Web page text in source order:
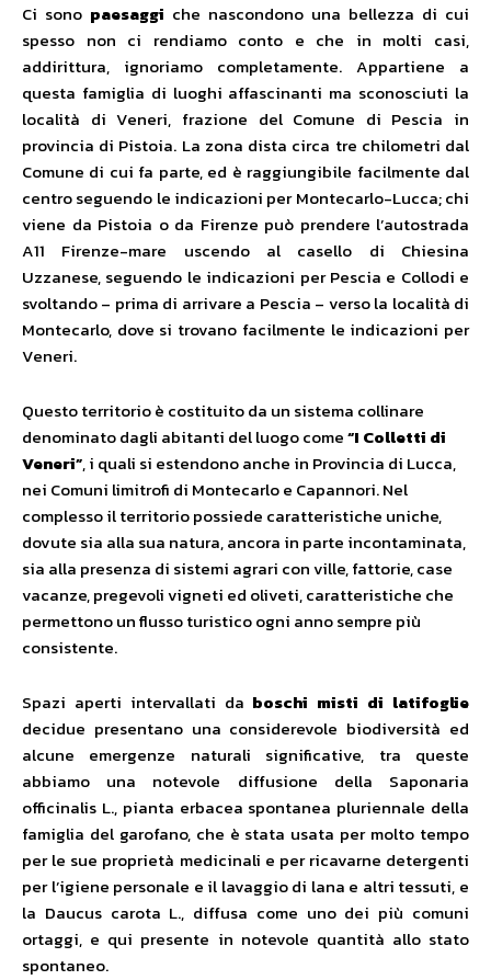
Ci sono paesaggi che nascondono una bellezza di cui
spesso non ci rendiamo conto e che in molti casi,
addirittura, ignoriamo completamente. Appartiene a
questa famiglia di luoghi affascinanti ma sconosciuti la
località di Veneri, frazione del Comune di Pescia in
provincia di Pistoia. La zona dista circa tre chilometri dal
Comune di cui fa parte, ed è raggiungibile facilmente dal
centro seguendo le indicazioni per Montecarlo-Lucca; chi
viene da Pistoia o da Firenze può prendere l’autostrada
A11 Firenze-mare uscendo al casello di Chiesina
Uzzanese, seguendo le indicazioni per Pescia e Collodi e
svoltando – prima di arrivare a Pescia – verso la località di
Montecarlo, dove si trovano facilmente le indicazioni per
Veneri.
Questo territorio è costituito da un sistema collinare
denominato dagli abitanti del luogo come“I Colletti di
Veneri”, i quali si estendono anche in Provincia di Lucca,
nei Comuni limitrofi di Montecarlo e Capannori. Nel
complesso il territorio possiede caratteristiche uniche,
dovute sia alla sua natura, ancora in parte incontaminata,
sia alla presenza di sistemi agrari con ville, fattorie, case
vacanze, pregevoli vigneti ed oliveti, caratteristiche che
permettono un flusso turistico ogni anno sempre più
consistente.
Spazi aperti intervallati da boschi misti di latifoglie
decidue presentano una considerevole biodiversità ed
alcune emergenze naturali significative, tra queste
abbiamo una notevole diffusione della Saponaria
officinalis L., pianta erbacea spontanea pluriennale della
famiglia del garofano, che è stata usata per molto tempo
per le sue proprietà medicinali e per ricavarne detergenti
per l’igiene personale e il lavaggio di lana e altri tessuti, e
la Daucus carota L., diffusa come uno dei più comuni
ortaggi, e qui presente in notevole quantità allo stato
spontaneo.